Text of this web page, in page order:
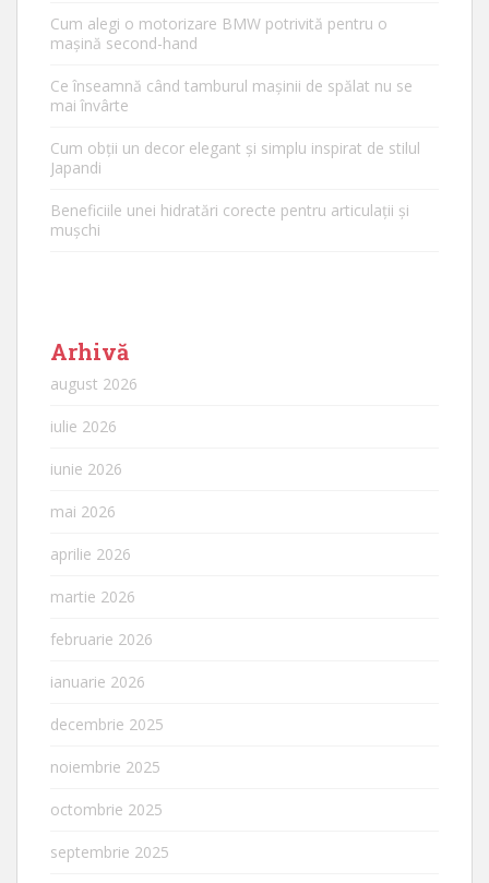
Cum alegi o motorizare BMW potrivită pentru o
mașină second-hand
Ce înseamnă când tamburul mașinii de spălat nu se
mai învârte
Cum obții un decor elegant și simplu inspirat de stilul
Japandi
Beneficiile unei hidratări corecte pentru articulații și
mușchi
Arhivă
august 2026
iulie 2026
iunie 2026
mai 2026
aprilie 2026
martie 2026
februarie 2026
ianuarie 2026
decembrie 2025
noiembrie 2025
octombrie 2025
septembrie 2025